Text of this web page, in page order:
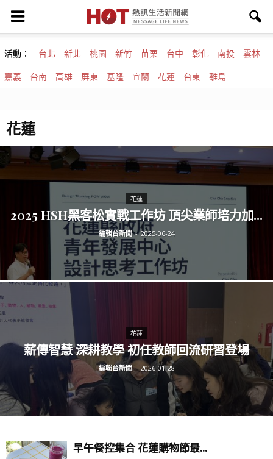
活動： 台北 新北 桃園 新竹 苗栗 台中 彰化 南投 雲林
嘉義 台南 高雄 屏東 基隆 宜蘭 花蓮 台東 離島
花蓮
花蓮
2025 HSH黑客松實戰工作坊 頂尖業師培力加...
編輯台新聞 - 2025-06-24
花蓮
薪傳智慧 深耕教學 初任教師回流研習登場
編輯台新聞 - 2026-01-28
早午餐控集合 花蓮購物節最...